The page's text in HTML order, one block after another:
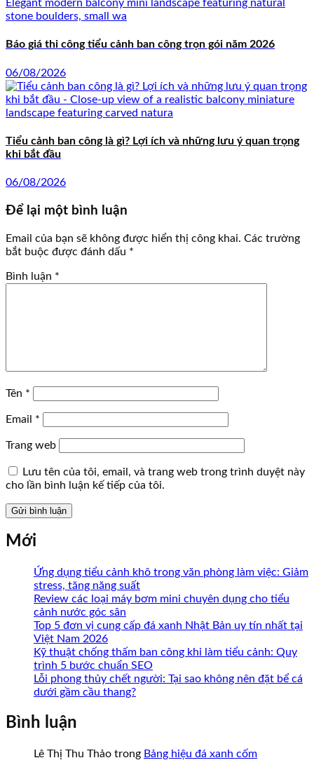
Báo giá thi công tiểu cảnh ban công trọn gói năm 2026
06/08/2026
Tiểu cảnh ban công là gì? Lợi ích và những lưu ý quan trọng
khi bắt đầu
06/08/2026
Để lại một bình luận
Email của bạn sẽ không được hiển thị công khai. Các trường
bắt buộc được đánh dấu *
Bình luận *
Tên *
Email *
Trang web
Lưu tên của tôi, email, và trang web trong trình duyệt này
cho lần bình luận kế tiếp của tôi.
Mới
Ứng dụng tiểu cảnh khô trong văn phòng làm việc: Giảm
stress, tăng năng suất
Review các loại máy bơm mini chuyên dụng cho tiểu
cảnh nước góc sân
Top 5 đơn vị cung cấp đá xanh Nhật Bản uy tín nhất tại
Việt Nam 2026
Kỹ thuật chống thấm ban công khi làm tiểu cảnh: Quy
trình 5 bước chuẩn SEO
Lỗi phong thủy chết người: Tại sao không nên đặt bể cá
dưới gầm cầu thang?
Bình luận
Lê Thị Thu Thảo trong Bảng hiệu đá xanh cốm